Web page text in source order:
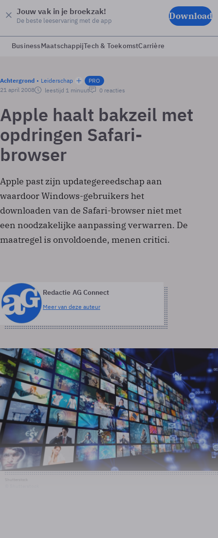
Jouw vak in je broekzak!
De beste leeservaring met de app Download
BusinessMaatschappijTech & ToekomstCarrière
Achtergrond Leiderschap
PRO
21 april 2008
leestijd 1 minuut 0 reacties
Apple haalt bakzeil met
opdringen Safari-
browser
Apple past zijn updategereedschap aan
waardoor Windows-gebruikers het
downloaden van de Safari-browser niet met
een noodzakelijke aanpassing verwarren. De
maatregel is onvoldoende, menen critici.
Redactie AG Connect
Meer van deze auteur